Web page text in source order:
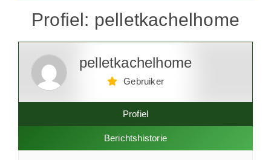
Profiel: pelletkachelhome
pelletkachelhome
Gebruiker
Profiel
Berichtshistorie